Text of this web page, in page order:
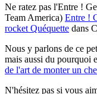
Ne ratez pas l'Entre !
Team America) Entre !
rocket Quéquette dans
Nous y parlons de ce
mais aussi du pourquoi
de l'art de monter un
N'hésitez pas si vous